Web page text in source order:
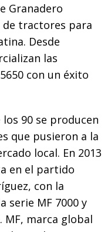
Granadero
tractores para
Desde
las
con un éxito
los 90 se producen
que pusieron a la
local. En 2013
en el partido
con la
serie MF 7000 y
MF, marca global